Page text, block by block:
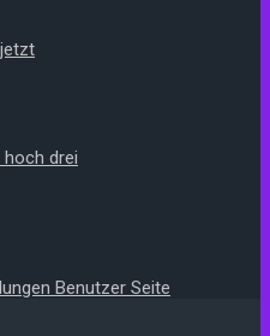
drei
Benutzer Seite